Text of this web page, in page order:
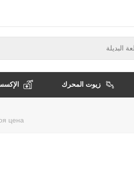
زيوت المحرك
цена